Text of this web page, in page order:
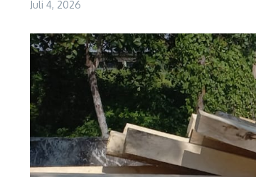
Juli 4, 2026